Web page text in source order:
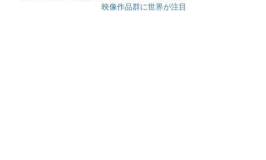
映像作品群に世界が注目